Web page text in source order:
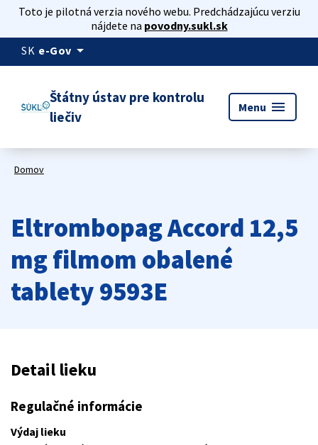
Toto je pilotná verzia nového webu. Predchádzajúcu verziu
nájdete na povodny.sukl.sk
SK e-Gov arrow_drop_down
Štátny ústav pre kontrolu
liečiv
Menu menu
Domov
Eltrombopag Accord 12,5
mg filmom obalené
tablety 9593E
Detail lieku
Regulačné informácie
Výdaj lieku